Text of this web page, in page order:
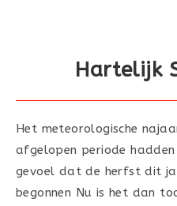
Hartelijk
Het meteorologische
afgelopen periode
gevoel dat de herfst dit
begonnen Nu is het dan